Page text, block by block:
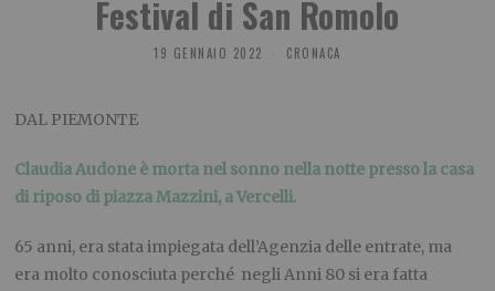
Festival di San Romolo
19 GENNAIO 2022 CRONACA
DAL PIEMONTE
Claudia Audone è morta nel sonno nella notte presso la casa
di riposo di piazza Mazzini, a Vercelli.
65 anni, era stata impiegata dell’Agenzia delle entrate, ma
era molto conosciuta perché negli Anni 80 si era fatta